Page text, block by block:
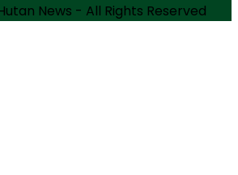
News - All Rights Reserved